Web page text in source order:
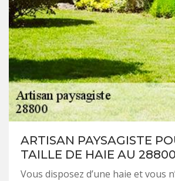
ARTISAN PAYSAGISTE
TAILLE DE HAIE AU 28800
Vous disposez d’une haie et vous